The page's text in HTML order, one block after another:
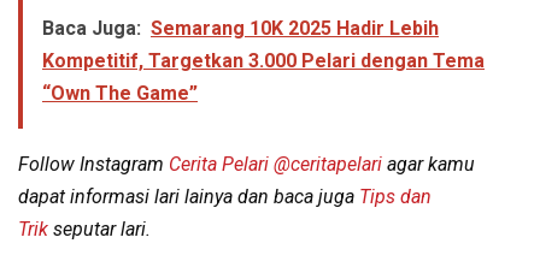
Baca Juga: Semarang 10K 2025 Hadir Lebih
Kompetitif, Targetkan 3.000 Pelari dengan Tema
“Own The Game”
Follow Instagram Cerita Pelari @ceritapelari agar kamu
dapat informasi lari lainya dan baca juga Tips dan
Trik seputar lari.